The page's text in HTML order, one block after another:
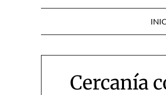
Cercanía